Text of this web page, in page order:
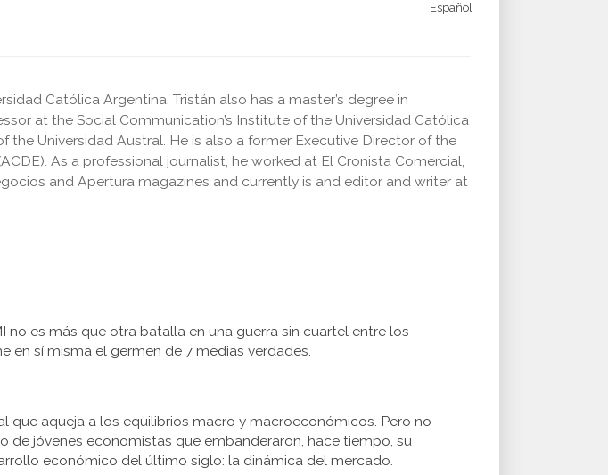
Español
Católica Argentina, Tristán also has a master’s degree in
at the Social Communication’s Institute of the Universidad Católica
Universidad Austral. He is also a former Executive Director of the
As a professional journalist, he worked at El Cronista Comercial,
and Apertura magazines and currently is and editor and writer at
es más que otra batalla en una guerra sin cuartel entre los
en sí misma el germen de 7 medias verdades.
aqueja a los equilibrios macro y macroeconómicos. Pero no
de jóvenes economistas que embanderaron, hace tiempo, su
económico del último siglo: la dinámica del mercado.